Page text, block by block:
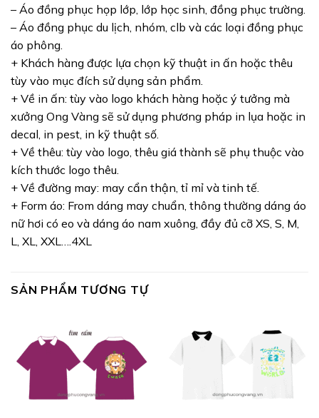
– Áo đồng phục họp lớp, lớp học sinh, đồng phục trường.
– Áo đồng phục du lịch, nhóm, clb và các loại đồng phục
áo phông.
+ Khách hàng được lựa chọn kỹ thuật in ấn hoặc thêu
tùy vào mục đích sử dụng sản phẩm.
+ Về in ấn: tùy vào logo khách hàng hoặc ý tưởng mà
xưởng Ong Vàng sẽ sử dụng phương pháp in lụa hoặc in
decal, in pest, in kỹ thuật số.
+ Về thêu: tùy vào logo, thêu giá thành sẽ phụ thuộc vào
kích thước logo thêu.
+ Về đường may: may cẩn thận, tỉ mỉ và tinh tế.
+ Form áo: From dáng may chuẩn, thông thường dáng áo
nữ hơi có eo và dáng áo nam xuông, đầy đủ cỡ XS, S, M,
L, XL, XXL….4XL
SẢN PHẨM TƯƠNG TỰ